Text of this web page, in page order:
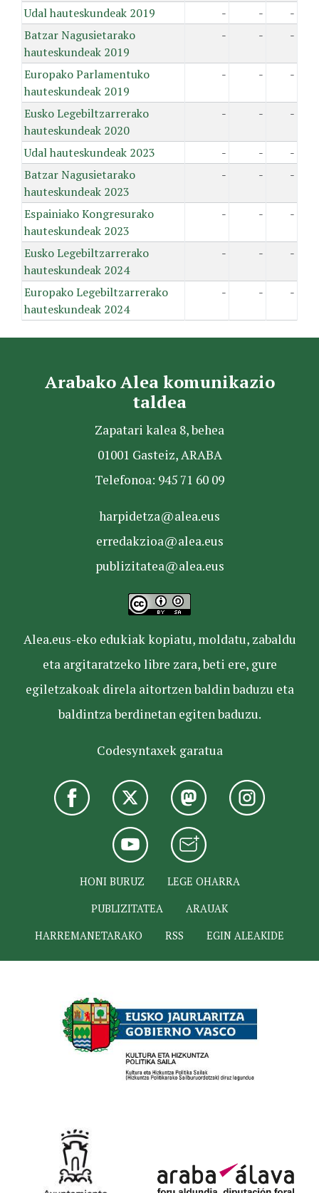
Udal hauteskundeak 2019 - -
-
Batzar Nagusietarako
hauteskundeak 2019
- - -
Europako Parlamentuko
hauteskundeak 2019
- - -
Eusko Legebiltzarrerako
hauteskundeak 2020
- - -
Udal hauteskundeak 2023 - -
-
Batzar Nagusietarako
hauteskundeak 2023
- - -
Espainiako Kongresurako
hauteskundeak 2023
- - -
Eusko Legebiltzarrerako
hauteskundeak 2024
- - -
Europako Legebiltzarrerako
hauteskundeak 2024
- - -
Arabako Alea komunikazio
taldea
Zapatari kalea 8, behea
01001 Gasteiz, ARABA
Telefonoa: 945 71 60 09
harpidetza@alea.eus
erredakzioa@alea.eus
publizitatea@alea.eus
Alea.eus-eko edukiak kopiatu, moldatu, zabaldu
eta argitaratzeko libre zara, beti ere, gure
egiletzakoak direla aitortzen baldin baduzu eta
baldintza berdinetan egiten baduzu.
Codesyntaxek garatua
HONI BURUZ
LEGE OHARRA
PUBLIZITATEA
ARAUAK
HARREMANETARAKO
RSS EGIN ALEAKIDE